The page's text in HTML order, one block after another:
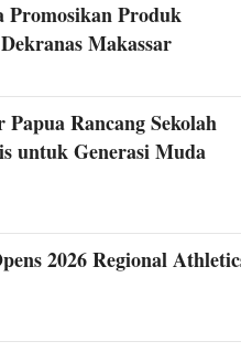
Promosikan Produk
Makassar
Rancang Sekolah
untuk Generasi Muda
2026 Regional